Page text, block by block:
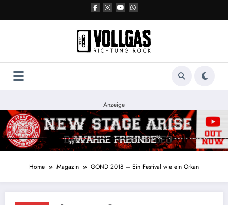
Anzeige
Home Magazin GOND 2018 – Ein Festival wie ein Orkan